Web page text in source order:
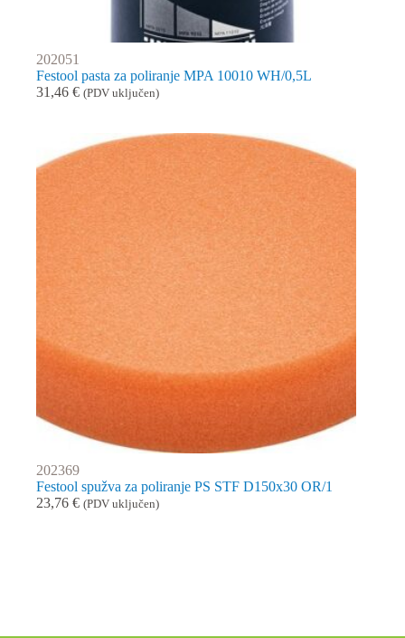
202051
Festool pasta za poliranje MPA 10010 WH/0,5L
31,46 € (PDV uključen)
202369
Festool spužva za poliranje PS STF D150x30 OR/1
23,76 € (PDV uključen)